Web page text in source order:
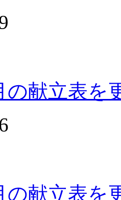
の献立表を
の献立表を